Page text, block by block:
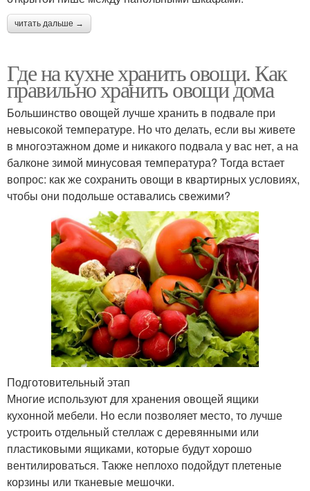
читать дальше →
Где на кухне хранить овощи. Как
правильно хранить овощи дома
Большинство овощей лучше хранить в подвале при
невысокой температуре. Но что делать, если вы живете
в многоэтажном доме и никакого подвала у вас нет, а на
балконе зимой минусовая температура? Тогда встает
вопрос: как же сохранить овощи в квартирных условиях,
чтобы они подольше оставались свежими?
Подготовительный этап
Многие используют для хранения овощей ящики
кухонной мебели. Но если позволяет место, то лучше
устроить отдельный стеллаж с деревянными или
пластиковыми ящиками, которые будут хорошо
вентилироваться. Также неплохо подойдут плетеные
корзины или тканевые мешочки.